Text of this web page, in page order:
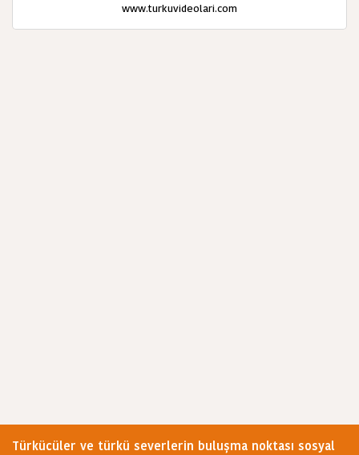
www.turkuvideolari.com
Türkücüler ve türkü severlerin buluşma noktası sosyal